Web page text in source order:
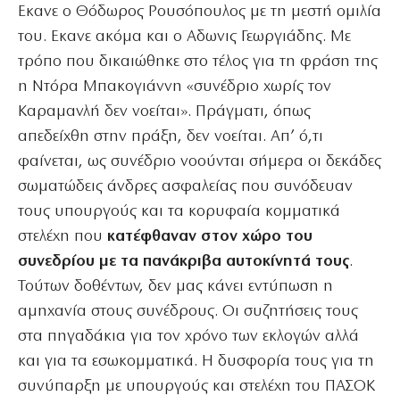
Εκανε ο Θόδωρος Ρουσόπουλος με τη μεστή ομιλία
του. Εκανε ακόμα και ο Αδωνις Γεωργιάδης. Με
τρόπο που δικαιώθηκε στο τέλος για τη φράση της
η Ντόρα Μπακογιάννη «συνέδριο χωρίς τον
Καραμανλή δεν νοείται». Πράγματι, όπως
απεδείχθη στην πράξη, δεν νοείται. Απ’ ό,τι
φαίνεται, ως συνέδριο νοούνται σήμερα οι δεκάδες
σωματώδεις άνδρες ασφαλείας που συνόδευαν
τους υπουργούς και τα κορυφαία κομματικά
στελέχη που κατέφθαναν στον χώρο του
συνεδρίου με τα πανάκριβα αυτοκίνητά τους.
Τούτων δοθέντων, δεν μας κάνει εντύπωση η
αμηχανία στους συνέδρους. Οι συζητήσεις τους
στα πηγαδάκια για τον χρόνο των εκλογών αλλά
και για τα εσωκομματικά. Η δυσφορία τους για τη
συνύπαρξη με υπουργούς και στελέχη του ΠΑΣΟΚ